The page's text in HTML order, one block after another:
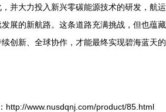
并大力投入新兴零碳能源技术的研发，航运
展的新航路。这条道路充满挑战，但也蕴藏
创新、全球协作，才能最终实现碧海蓝天的
http://www.nusdqnj.com/product/85.html